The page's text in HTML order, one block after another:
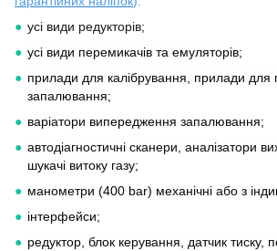
усі види редукторів;
усі види перемикачів та емуляторів;
прилади для калібрування, прилади для
запалювання;
варіатори випередження запалювання;
автодіагностичні сканери, аналізатори
шукачі витоку газу;
манометри (400 bar) механічні або з
інтерфейси;
редуктор, блок керування, датчик тиску,